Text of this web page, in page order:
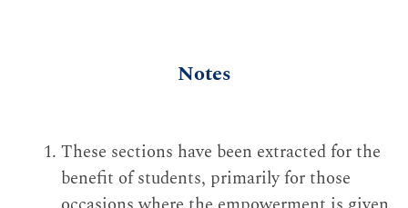
Notes
These sections have been extracted for the
benefit of students, primarily for those